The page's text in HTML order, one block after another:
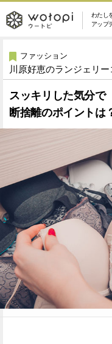
わたし
アップ
wotopi
-
ウ
ー
ピ
メ
ニ
ュ
ー
恋愛・結婚
美容・コスメ
健康
ソーシャル
アイテム
Facebook
ファッション
川原好恵のランジェリー
スッキリした気分
断捨離のポイントは